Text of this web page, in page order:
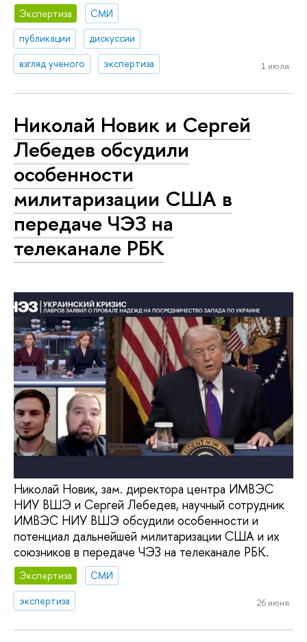
Экспертиза
СМИ
публикации
дискуссии
взгляд ученого
экспертиза 1 июля
Николай Новик и Сергей
Лебедев обсудили
особенности
милитаризации США в
передаче ЧЭЗ на
телеканале РБК
Николай Новик, зам. директора центра ИМВЭС
НИУ ВШЭ и Сергей Лебедев, научный сотрудник
ИМВЭС НИУ ВШЭ обсудили особенности и
потенциал дальнейшей милитаризации США и их
союзников в передаче ЧЭЗ на телеканале РБК.
Экспертиза
СМИ
экспертиза
26 июня